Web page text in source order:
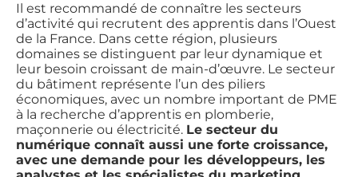
Il est recommandé de connaître les secteurs
d’activité qui recrutent des apprentis dans l’Ouest
de la France. Dans cette région, plusieurs
domaines se distinguent par leur dynamique et
leur besoin croissant de main-d’œuvre. Le secteur
du bâtiment représente l’un des piliers
économiques, avec un nombre important de PME
à la recherche d’apprentis en plomberie,
maçonnerie ou électricité. Le secteur du
numérique connaît aussi une forte croissance,
avec une demande pour les développeurs, les